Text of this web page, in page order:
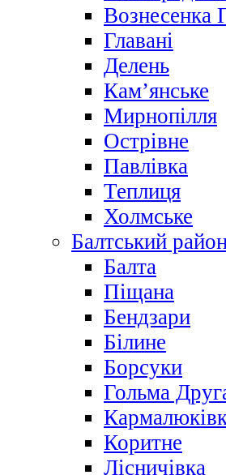
Вознесенка
Главані
Делень
Кам’янське
Мирнопілля
Острівне
Павлівка
Теплиця
Холмське
Балтський
Балта
Піщана
Бендзари
Білине
Борсуки
Гольма
Коритне
Лісничівка